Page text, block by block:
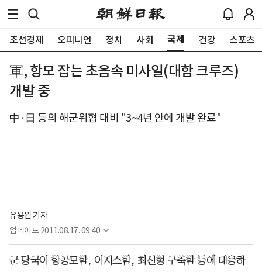
조선경제 오피니언 정치 사회 국제 건강 스포츠
軍, 항모 잡는 초음속 미사일(대함 크루즈)
개발 중
中·日 등의 해군위협 대비 "3~4년 안에 개발 완료"
유용원 기자
업데이트 2011.08.17. 09:40
군 당국이 항공모함, 이지스함, 최신형 구축함 등에 대응하